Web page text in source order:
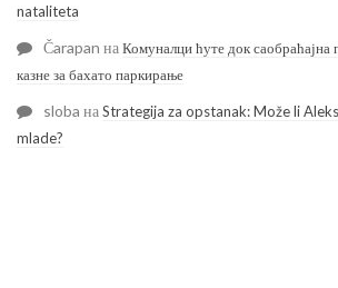
nataliteta
Čarapan наКомуналци ћуте док
казне за бахато паркирање
sloba наStrategija za opstanak: Može li
mlade?